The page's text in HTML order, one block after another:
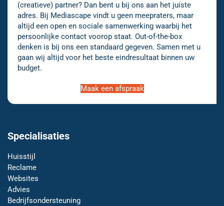
(creatieve) partner? Dan bent u bij ons aan het juiste
adres. Bij Mediascape vindt u geen meepraters, maar
altijd een open en sociale samenwerking waarbij het
persoonlijke contact voorop staat. Out-of-the-box
denken is bij ons een standaard gegeven. Samen met u
gaan wij altijd voor het beste eindresultaat binnen uw
budget.
Maak een afspraak
Specialisaties
Huisstijl
Reclame
Websites
Advies
Bedrijfsondersteuning